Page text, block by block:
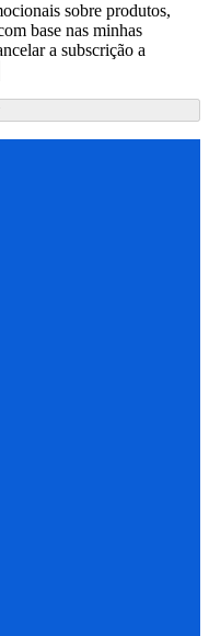
sobre produtos,
base nas minhas
a subscrição a